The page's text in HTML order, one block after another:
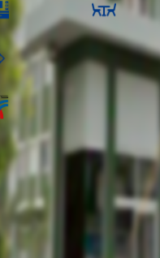
1 ห้องครัว
พื้นที่ชั้นล่าง: